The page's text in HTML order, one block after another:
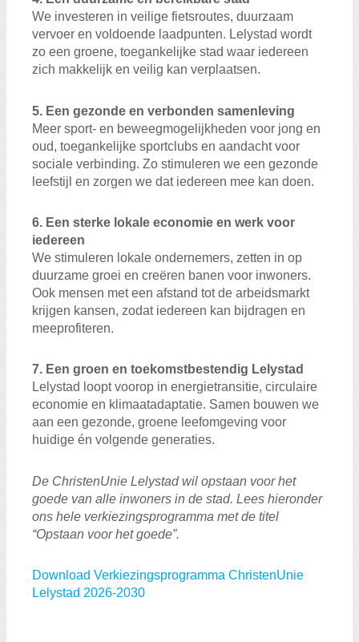
We investeren in veilige fietsroutes, duurzaam
vervoer en voldoende laadpunten. Lelystad wordt
zo een groene, toegankelijke stad waar iedereen
zich makkelijk en veilig kan verplaatsen.
5. Een gezonde en verbonden samenleving
Meer sport- en beweegmogelijkheden voor jong en
oud, toegankelijke sportclubs en aandacht voor
sociale verbinding. Zo stimuleren we een gezonde
leefstijl en zorgen we dat iedereen mee kan doen.
6. Een sterke lokale economie en werk voor
iedereen
We stimuleren lokale ondernemers, zetten in op
duurzame groei en creëren banen voor inwoners.
Ook mensen met een afstand tot de arbeidsmarkt
krijgen kansen, zodat iedereen kan bijdragen en
meeprofiteren.
7. Een groen en toekomstbestendig Lelystad
Lelystad loopt voorop in energietransitie, circulaire
economie en klimaatadaptatie. Samen bouwen we
aan een gezonde, groene leefomgeving voor
huidige én volgende generaties.
De ChristenUnie Lelystad wil opstaan voor het
goede van alle inwoners in de stad. Lees hieronder
ons hele verkiezingsprogramma met de titel
“Opstaan voor het goede”.
Download Verkiezingsprogramma ChristenUnie
Lelystad 2026-2030